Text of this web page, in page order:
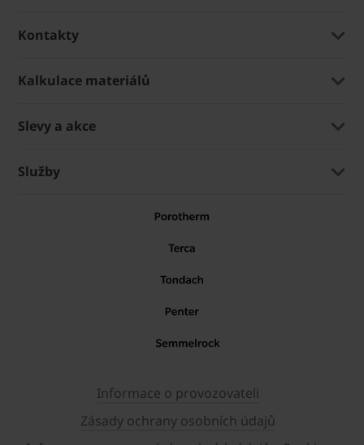
Kontakty
Kalkulace materiálů
Slevy a akce
Služby
Informace o provozovateli
Zásady ochrany osobních údajů